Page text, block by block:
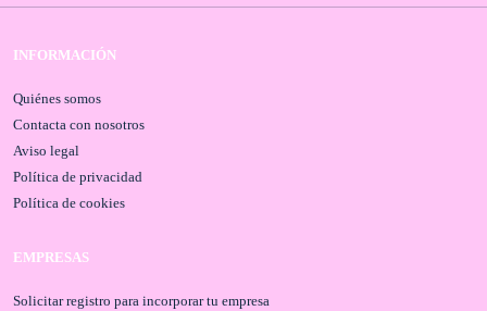
INFORMACIÓN
Quiénes somos
Contacta con nosotros
Aviso legal
Política de privacidad
Política de cookies
EMPRESAS
Solicitar registro para incorporar tu empresa